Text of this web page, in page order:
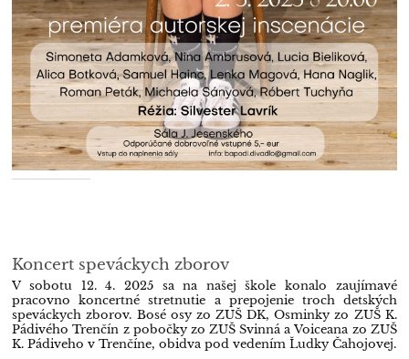
Koncert speváckych zborov
V sobotu 12. 4. 2025 sa na našej škole konalo zaujímavé
pracovno koncertné stretnutie a prepojenie troch detských
speváckych zborov. Bosé osy zo ZUŠ DK, Osminky zo ZUŠ K.
Pádivého Trenčín z pobočky zo ZUŠ Svinná a Voiceana zo ZUŠ
K. Pádiveho v Trenčíne, obidva pod vedením Ľudky Čahojovej.